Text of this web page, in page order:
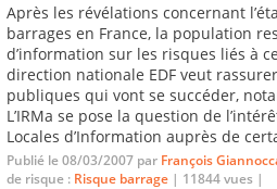
Après les révélations concernant
barrages en France, la population
d’information sur les risques liés à
direction nationale EDF veut
publiques qui vont se succéder,
L’IRMa se pose la question de
Locales d’Information auprès de
Publié le 08/03/2007 par François
de risque : Risque barrage | 11844 vues |